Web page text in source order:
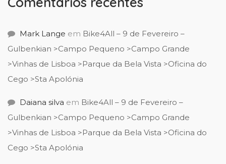
Mark Lange em Bike4All – 9 de Fevereiro –
Gulbenkian >Campo Pequeno >Campo Grande
>Vinhas de Lisboa >Parque da Bela Vista >Oficina do
Cego >Sta Apolónia
Daiana silva em Bike4All – 9 de Fevereiro –
Gulbenkian >Campo Pequeno >Campo Grande
>Vinhas de Lisboa >Parque da Bela Vista >Oficina do
Cego >Sta Apolónia